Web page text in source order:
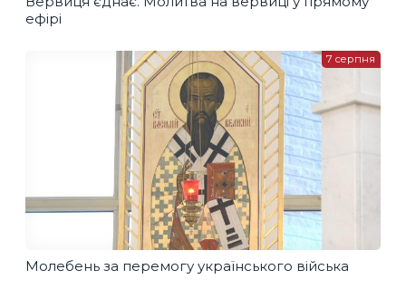
ефірі
Молебень за перемогу українського війська
7 серпня